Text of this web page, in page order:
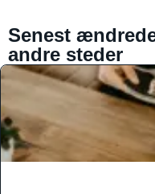
Senest
andre steder